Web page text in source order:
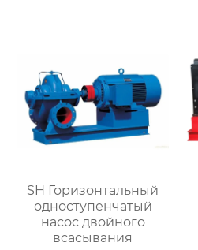
SH Горизонтальный
одноступенчатый
насос двойного
всасывания